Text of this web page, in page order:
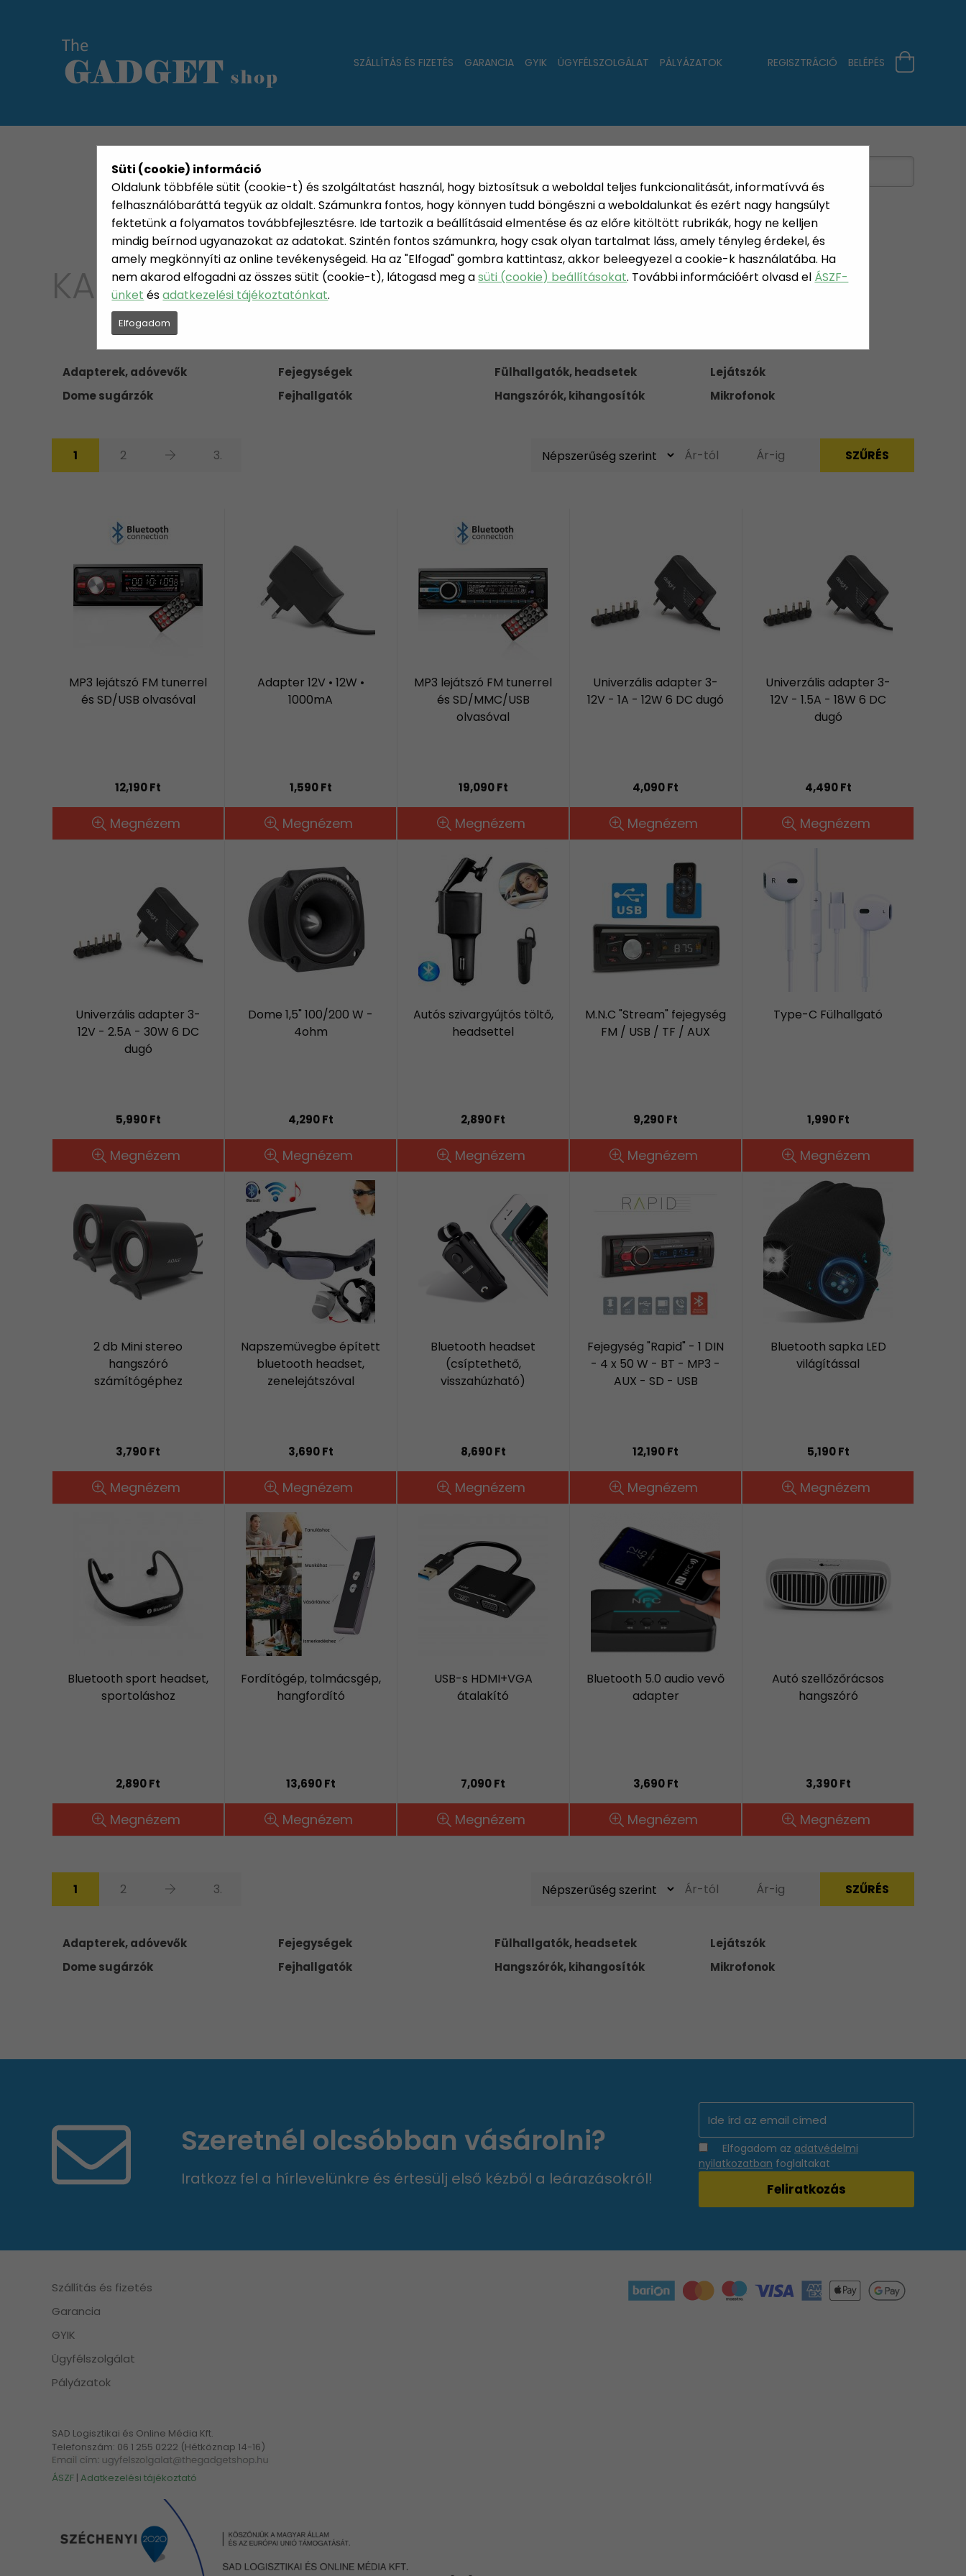
Süti (cookie) információ
Oldalunk többféle sütit (cookie-t) és szolgáltatást használ, hogy biztosítsuk a weboldal teljes funkcionalitását, informatívvá és
felhasználóbaráttá tegyük az oldalt. Számunkra fontos, hogy könnyen tudd böngészni a weboldalunkat és ezért nagy hangsúlyt
fektetünk a folyamatos továbbfejlesztésre. Ide tartozik a beállításaid elmentése és az előre kitöltött rubrikák, hogy ne kelljen
mindig beírnod ugyanazokat az adatokat. Szintén fontos számunkra, hogy csak olyan tartalmat láss, amely tényleg érdekel, és
amely megkönnyíti az online tevékenységeid. Ha az "Elfogad" gombra kattintasz, akkor beleegyezel a cookie-k használatába. Ha
nem akarod elfogadni az összes sütit (cookie-t), látogasd meg asüti (cookie) beállításokat. További információért olvasd el ÁSZF-
ünket ésadatkezelési tájékoztatónkat.
Elfogadom
SZÁLLÍTÁS ÉS FIZETÉS GARANCIA GYIK ÜGYFÉLSZOLGÁLAT PÁLYÁZATOK REGISZTRÁCIÓ BELÉPÉS
KATEGÓRIÁK HETI AJÁNLAT
PÁRSZÁZAS
KATEGÓRIA HANGTECHNIKA
Adapterek, adóvevők
Dome sugárzók
Fejegységek
Fejhallgatók
Fülhallgatók, headsetek
Hangszórók, kihangosítók
Lejátszók
Mikrofonok
1 2 3.
MP3 lejátszó FM tunerrel
és SD/USB olvasóval
12,190 Ft
Megnézem
Adapter 12V • 12W •
1000mA
1,590 Ft
Megnézem
MP3 lejátszó FM tunerrel
és SD/MMC/USB
olvasóval
19,090 Ft
Megnézem
Univerzális adapter 3-
12V - 1A - 12W 6 DC dugó
4,090 Ft
Megnézem
Univerzális adapter 3-
12V - 1.5A - 18W 6 DC
dugó
4,490 Ft
Megnézem
Univerzális adapter 3-
12V - 2.5A - 30W 6 DC
dugó
5,990 Ft
Megnézem
Dome 1,5" 100/200 W -
4ohm
4,290 Ft
Megnézem
Autós szivargyújtós töltő,
headsettel
2,890 Ft
Megnézem
M.N.C "Stream" fejegység
FM / USB / TF / AUX
9,290 Ft
Megnézem
Type-C Fülhallgató
1,990 Ft
Megnézem
2 db Mini stereo
hangszóró
számítógéphez
3,790 Ft
Megnézem
Napszemüvegbe épített
bluetooth headset,
zenelejátszóval
3,690 Ft
Megnézem
Bluetooth headset
(csíptethető,
visszahúzható)
8,690 Ft
Megnézem
Fejegység "Rapid" - 1 DIN
- 4 x 50 W - BT - MP3 -
AUX - SD - USB
12,190 Ft
Megnézem
Bluetooth sapka LED
világítással
5,190 Ft
Megnézem
Bluetooth sport headset,
sportoláshoz
2,890 Ft
Megnézem
Fordítógép, tolmácsgép,
hangfordító
13,690 Ft
Megnézem
USB-s HDMI+VGA
átalakító
7,090 Ft
Megnézem
Bluetooth 5.0 audio vevő
adapter
3,690 Ft
Megnézem
Autó szellőzőrácsos
hangszóró
3,390 Ft
Megnézem
1 2 3.
Adapterek, adóvevők
Dome sugárzók
Fejegységek
Fejhallgatók
Fülhallgatók, headsetek
Hangszórók, kihangosítók
Lejátszók
Mikrofonok
Szeretnél olcsóbban vásárolni?
Iratkozz fel a hírlevelünkre és értesülj első kézből a leárazásokról!
Elfogadom az adatvédelmi
nyilatkozatban foglaltakat
Szállítás és fizetés
Garancia
GYIK
Ügyfélszolgálat
Pályázatok
SAD Logisztikai és Online Média Kft.
Telefonszám: 06 1 255 0222 (Hétköznap 14-16)
ÁSZF | Adatkezelési tájékoztató